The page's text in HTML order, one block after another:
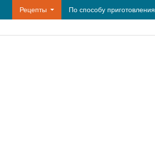
Рецепты По способу приготовления